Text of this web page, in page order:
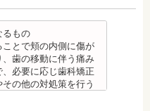
るもの
ことで頬の内側に傷が
歯の移動に伴う痛み
必要に応じ歯科矯正
の他の対処策を行う